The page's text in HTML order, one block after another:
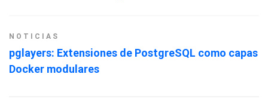
NOTICIAS
pglayers: Extensiones de PostgreSQL como capas
Docker modulares